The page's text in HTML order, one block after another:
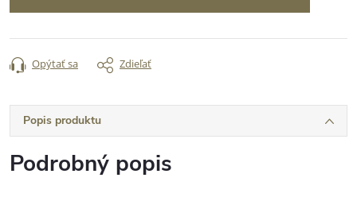
Opýtať sa Zdieľať
Popis produktu
Podrobný popis